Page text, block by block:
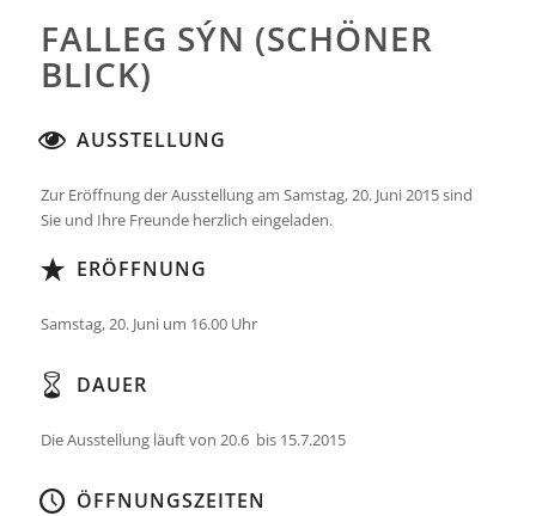
FALLEG SÝN (SCHÖNER
BLICK)
AUSSTELLUNG
Zur Eröffnung der Ausstellung am Samstag, 20. Juni 2015 sind
Sie und Ihre Freunde herzlich eingeladen.
ERÖFFNUNG
Samstag, 20. Juni um 16.00 Uhr
DAUER
Die Ausstellung läuft von 20.6 bis 15.7.2015
ÖFFNUNGSZEITEN